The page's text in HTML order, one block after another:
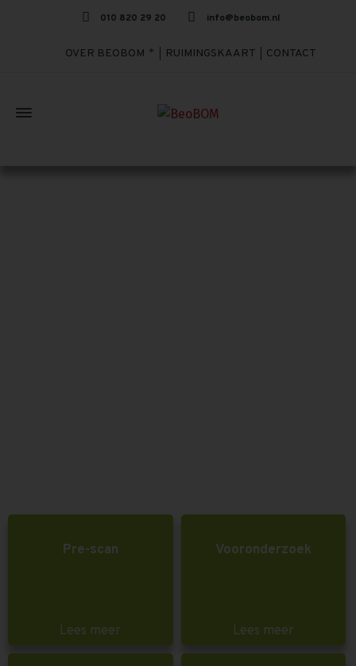
010 820 29 20 info@beobom.nl
OVER BEOBOM RUIMINGSKAART CONTACT
Pre-scan
Lees meer
Vooronderzoek
Lees meer